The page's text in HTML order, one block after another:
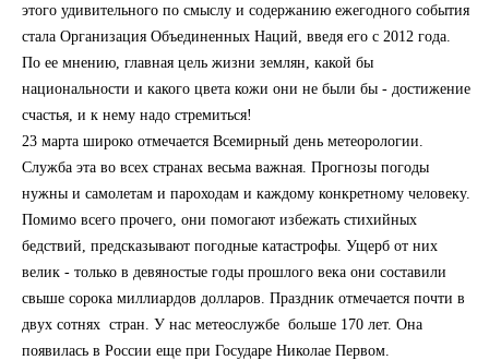
этого удивительного по смыслу и содержанию ежегодного события
стала Организация Объединенных Наций, введя его с 2012 года.
По ее мнению, главная цель жизни землян, какой бы
национальности и какого цвета кожи они не были бы - достижение
счастья, и к нему надо стремиться!
23 марта широко отмечается Всемирный день метеорологии.
Служба эта во всех странах весьма важная. Прогнозы погоды
нужны и самолетам и пароходам и каждому конкретному человеку.
Помимо всего прочего, они помогают избежать стихийных
бедствий, предсказывают погодные катастрофы. Ущерб от них
велик - только в девяностые годы прошлого века они составили
свыше сорока миллиардов долларов. Праздник отмечается почти в
двух сотнях стран. У нас метеослужбе больше 170 лет. Она
появилась в России еще при Государе Николае Первом.